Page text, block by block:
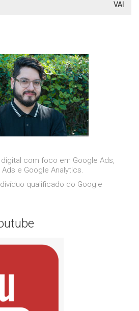
com foco em Google Ads,
e Google Analytics.
qualificado do Google